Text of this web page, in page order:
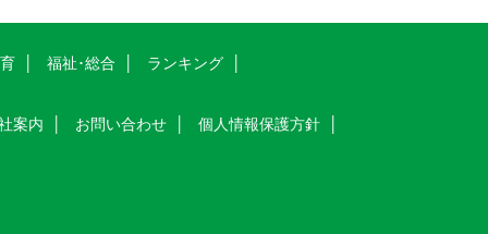
福祉･総合 ランキング
案内 お問い合わせ 個人情報保護方針